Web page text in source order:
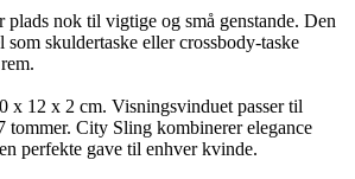
plads nok til vigtige og små genstande. Den
skuldertaske eller crossbody-taske
x 12 x 2 cm. Visningsvinduet passer til
tommer. City Sling kombinerer elegance
perfekte gave til enhver kvinde.